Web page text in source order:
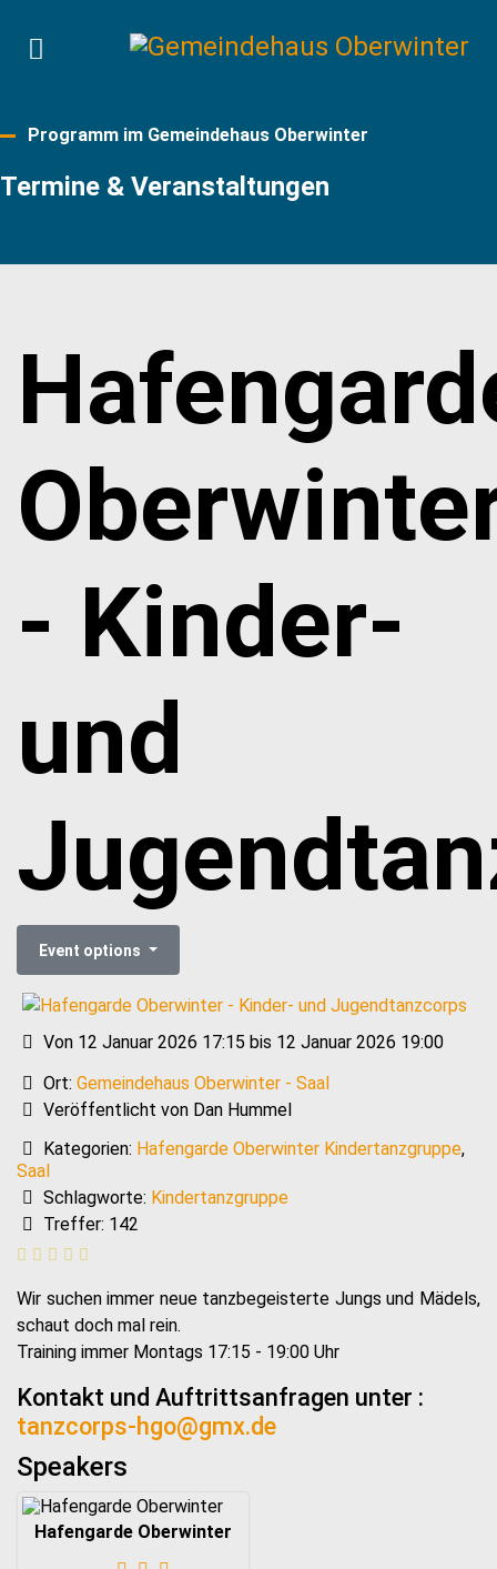
Programm im Gemeindehaus Oberwinter
Termine & Veranstaltungen
- Kinder-
und
Event options
Von 12 Januar 2026 17:15 bis 12 Januar 2026 19:00
Ort: Gemeindehaus Oberwinter - Saal
Veröffentlicht von Dan Hummel
Kategorien: Hafengarde Oberwinter Kindertanzgruppe,
Saal
Schlagworte: Kindertanzgruppe
Treffer: 142
Wir suchen immer neue tanzbegeisterte Jungs und Mädels,
schaut doch mal rein.
Training immer Montags 17:15 - 19:00 Uhr
Kontakt und Auftrittsanfragen unter :
tanzcorps-hgo@gmx.de
Speakers
Hafengarde Oberwinter